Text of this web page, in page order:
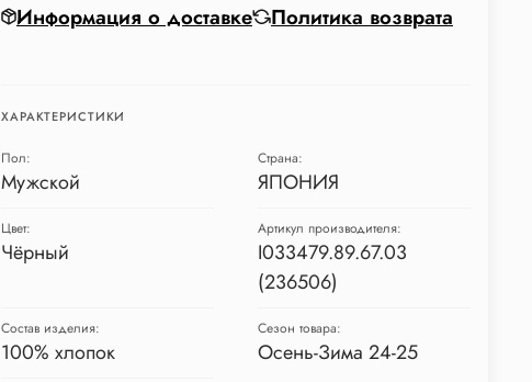
Информация о доставке Политика возврата
ХАРАКТЕРИСТИКИ
Пол:
Мужской
Страна:
ЯПОНИЯ
Цвет:
Чёрный
Артикул производителя:
I033479.89.67.03
(236506)
Состав изделия:
100% хлопок
Сезон товара:
Осень-Зима 24-25